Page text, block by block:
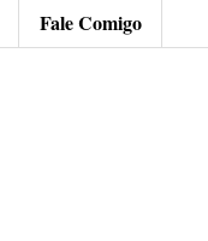
Fale Comigo